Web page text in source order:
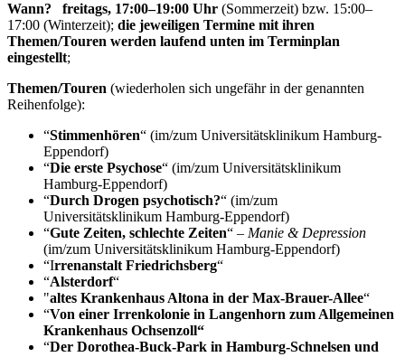
Wann?
freitags, 17:00–19:00 Uhr (Sommerzeit) bzw. 15:00–
17:00 (Winterzeit); die jeweiligen Termine mit ihren
Themen/Touren werden laufend unten im Terminplan
eingestellt;
Themen/Touren (wiederholen sich ungefähr in der genannten
Reihenfolge):
“Stimmenhören“ (im/zum Universitätsklinikum Hamburg-
Eppendorf)
“Die erste Psychose“ (im/zum Universitätsklinikum
Hamburg-Eppendorf)
“Durch Drogen psychotisch?“ (im/zum
Universitätsklinikum Hamburg-Eppendorf)
“Gute Zeiten, schlechte Zeiten“ – Manie & Depression
(im/zum Universitätsklinikum Hamburg-Eppendorf)
“Irrenanstalt Friedrichsberg“
“Alsterdorf“
"altes Krankenhaus Altona in der Max-Brauer-Allee“
“Von einer Irrenkolonie in Langenhorn zum Allgemeinen
Krankenhaus Ochsenzoll“
“Der Dorothea-Buck-Park in Hamburg-Schnelsen und